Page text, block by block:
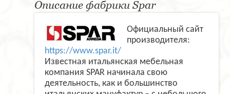
Описание фабрики Spar
Официальный сайт
производителя:
https://www.spar.it/
Известная итальянская мебельная
компания SPAR начинала свою
деятельность, как и большинство